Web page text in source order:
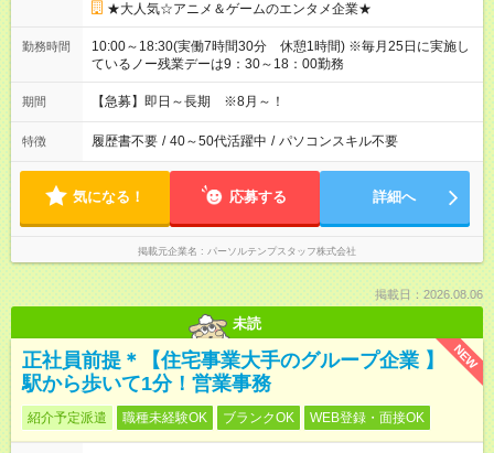
★大人気☆アニメ＆ゲームのエンタメ企業★
勤務時間
10:00～18:30(実働7時間30分 休憩1時間) ※毎月25日に実施し
ているノー残業デーは9：30～18：00勤務
期間 【急募】即日～長期 ※8月～！
特徴 履歴書不要 / 40～50代活躍中 / パソコンスキル不要
気になる！ 応募する 詳細へ
掲載元企業名 パーソルテンプスタッフ株式会社
掲載日：2026.08.06
未読
NEW
正社員前提＊【住宅事業大手のグループ企業 】
駅から歩いて1分！営業事務
紹介予定派遣 職種未経験OK ブランクOK WEB登録・面接OK